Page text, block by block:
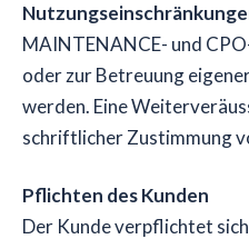
MAINTENANCE- und
oder zur Betreuung
werden. Eine
schriftlicher Zustimmung
Pflichten des Kunden
Der Kunde verpflichtet